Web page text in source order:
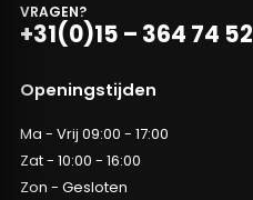
VRAGEN?
+31(0)15 – 364 74 52
Openingstijden
Ma - Vrij 09:00 - 17:00
Zat - 10:00 - 16:00
Zon - Gesloten